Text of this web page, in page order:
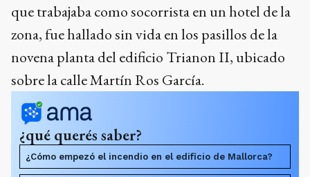
que trabajaba como socorrista en un hotel de la
zona, fue hallado sin vida en los pasillos de la
novena planta del edificio Trianon II, ubicado
sobre la calle Martín Ros García.
¿qué querés saber?
¿Cómo empezó el incendio en el edificio de Mallorca?